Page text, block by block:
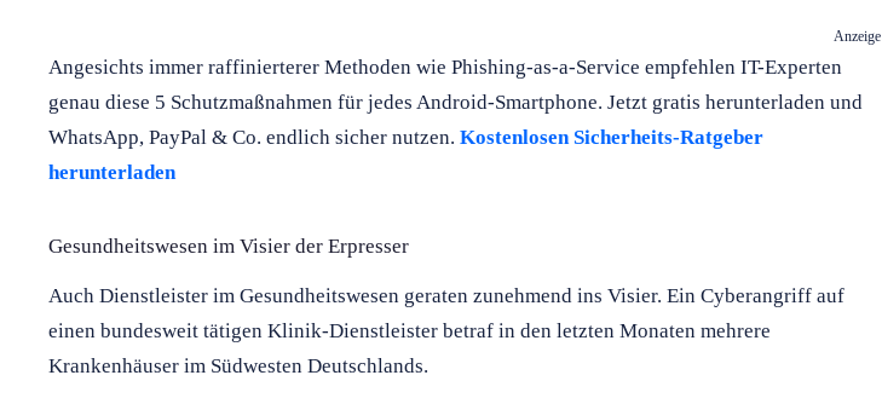
Anzeige
Angesichts immer raffinierterer Methoden wie Phishing-as-a-Service empfehlen IT-Experten
genau diese 5 Schutzmaßnahmen für jedes Android-Smartphone. Jetzt gratis herunterladen und
WhatsApp, PayPal & Co. endlich sicher nutzen. Kostenlosen Sicherheits-Ratgeber
herunterladen
Gesundheitswesen im Visier der Erpresser
Auch Dienstleister im Gesundheitswesen geraten zunehmend ins Visier. Ein Cyberangriff auf
einen bundesweit tätigen Klinik-Dienstleister betraf in den letzten Monaten mehrere
Krankenhäuser im Südwesten Deutschlands.